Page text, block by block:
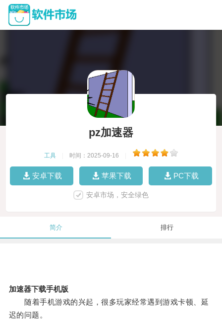
pz加速器
工具 时间：2025-09-16
安卓下载 苹果下载 PC下载
安卓市场，安全绿色
简介 排行
加速器下载手机版
随着手机游戏的兴起，很多玩家经常遇到游戏卡顿、延
迟的问题。